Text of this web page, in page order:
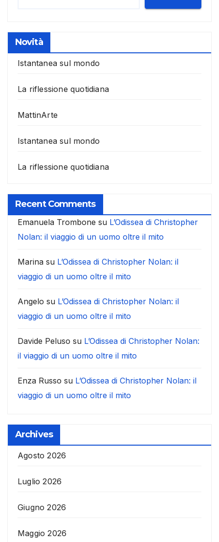
Novità
Istantanea sul mondo
La riflessione quotidiana
MattinArte
Istantanea sul mondo
La riflessione quotidiana
Recent Comments
Emanuela Trombone su L’Odissea di Christopher
Nolan: il viaggio di un uomo oltre il mito
Marina su L’Odissea di Christopher Nolan: il
viaggio di un uomo oltre il mito
Angelo su L’Odissea di Christopher Nolan: il
viaggio di un uomo oltre il mito
Davide Peluso su L’Odissea di Christopher Nolan:
il viaggio di un uomo oltre il mito
Enza Russo su L’Odissea di Christopher Nolan: il
viaggio di un uomo oltre il mito
Archives
Agosto 2026
Luglio 2026
Giugno 2026
Maggio 2026